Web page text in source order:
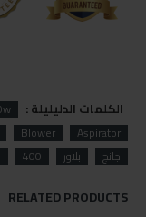
الكلمات الدليليلة :
Aspirator
Blower
جانج
بلاور 400
RELATED PRODUCTS